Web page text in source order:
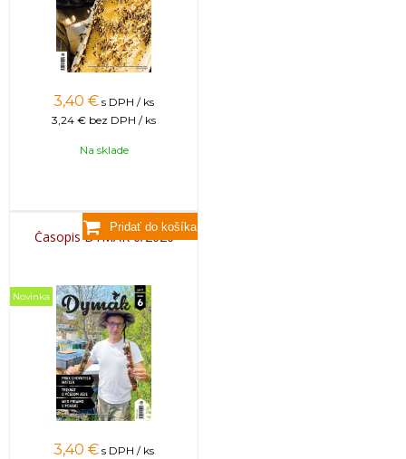
3,40 € s DPH / ks
3,24 € bez DPH / ks
Na sklade
Časopis DYMÁK 6/2026
Novinka
3,40 € s DPH / ks